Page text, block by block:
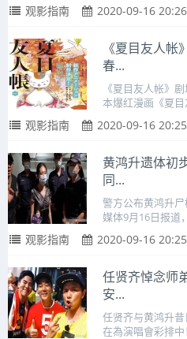
观影指南 2020-09-16
《夏目友人帐
春...
《夏目友人帐
本爆红漫画《夏
观影指南 2020-09-16
黄鸿升遗体初
同...
警方公布黄鸿升
媒体9月16日报道
观影指南 2020-09-16
任贤齐悼念师
安...
任贤齐与黄鸿升
在為演唱會彩排